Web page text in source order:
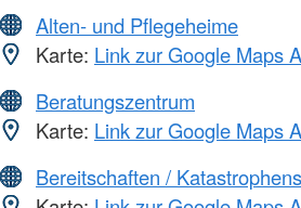
Alten- und Pflegeheime
Karte: Link zur Google Maps
Beratungszentrum
Karte: Link zur Google Maps
Bereitschaften /